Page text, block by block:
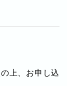
上、お申し込